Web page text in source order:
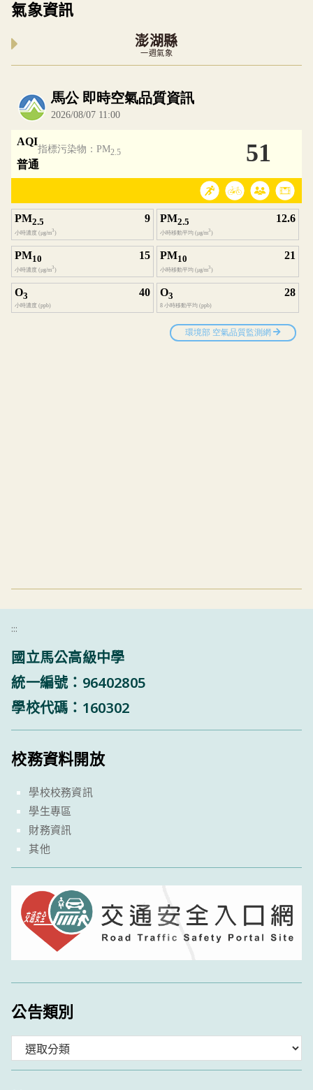
氣象資訊
澎湖縣
一週氣象
內嵌空氣品質小工具為視覺預覽，完整即時空
:::
國立馬公高級中學
統一編號：96402805
學校代碼：160302
校務資料開放
學校校務資訊
學生專區
財務資訊
其他
公告類別
類